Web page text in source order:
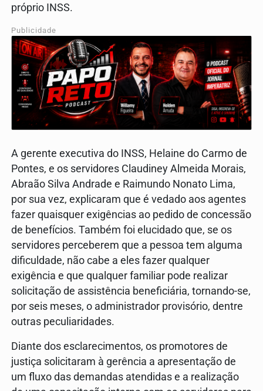
próprio INSS.
Publicidade
A gerente executiva do INSS, Helaine do Carmo de
Pontes, e os servidores Claudiney Almeida Morais,
Abraão Silva Andrade e Raimundo Nonato Lima,
por sua vez, explicaram que é vedado aos agentes
fazer quaisquer exigências ao pedido de concessão
de benefícios. Também foi elucidado que, se os
servidores perceberem que a pessoa tem alguma
dificuldade, não cabe a eles fazer qualquer
exigência e que qualquer familiar pode realizar
solicitação de assistência beneficiária, tornando-se,
por seis meses, o administrador provisório, dentre
outras peculiaridades.
Diante dos esclarecimentos, os promotores de
justiça solicitaram à gerência a apresentação de
um fluxo das demandas atendidas e a realização